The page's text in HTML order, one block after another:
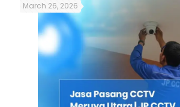
March 26, 2026